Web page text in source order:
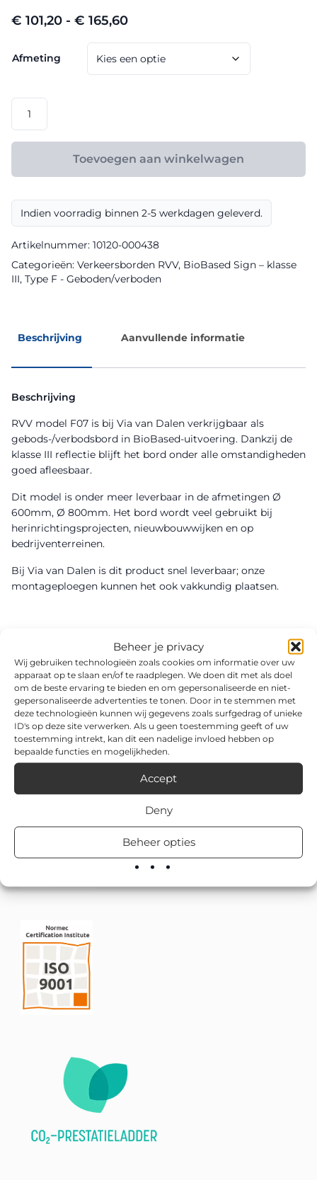
Beheer je privacy
Wij gebruiken technologieën zoals cookies om informatie over uw
apparaat op te slaan en/of te raadplegen. We doen dit met als doel
om de beste ervaring te bieden en om gepersonaliseerde en niet-
gepersonaliseerde advertenties te tonen. Door in te stemmen met
deze technologieën kunnen wij gegevens zoals surfgedrag of unieke
ID's op deze site verwerken. Als u geen toestemming geeft of uw
toestemming intrekt, kan dit een nadelige invloed hebben op
bepaalde functies en mogelijkheden.
Accept
Deny
Beheer opties
€ 101,20 - € 165,60Prijsklasse:
€ 101,20
tot
€ 165,60
Afmeting
model
F07
III
Sign
aantal
Toevoegen aan winkelwagen
Indien voorradig binnen 2-5 werkdagen geleverd.
Artikelnummer: 10120-000438
Categorieën: Verkeersborden RVV, BioBased Sign – klasse
III, Type F - Geboden/verboden
Beschrijving Aanvullende informatie
Beschrijving
RVV model F07 is bij Via van Dalen verkrijgbaar als
gebods-/verbodsbord in BioBased-uitvoering. Dankzij de
klasse III reflectie blijft het bord onder alle omstandigheden
goed afleesbaar.
Dit model is onder meer leverbaar in de afmetingen Ø
600mm, Ø 800mm. Het bord wordt veel gebruikt bij
herinrichtingsprojecten, nieuwbouwwijken en op
bedrijventerreinen.
Bij Via van Dalen is dit product snel leverbaar; onze
montageploegen kunnen het ook vakkundig plaatsen.